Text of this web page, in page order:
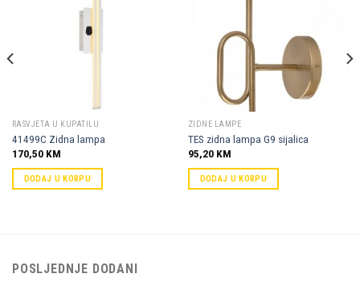
RASVJETA U KUPATILU
41499C Zidna lampa
170,50 KM
DODAJ U KORPU
ZIDNE LAMPE
TES zidna lampa G9 sijalica
95,20 KM
DODAJ U KORPU
POSLJEDNJE DODANI